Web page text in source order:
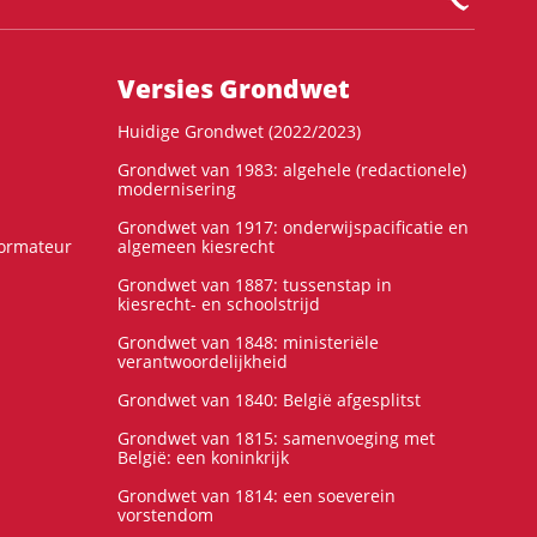
Versies Grondwet
Huidige Grondwet (2022/2023)
Grondwet van 1983: algehele (redactionele)
modernisering
Grondwet van 1917: onderwijspacificatie en
algemeen kiesrecht
Grondwet van 1887: tussenstap in
kiesrecht- en schoolstrijd
Grondwet van 1848: ministeriële
verantwoordelijkheid
Grondwet van 1840: België afgesplitst
Grondwet van 1815: samenvoeging met
België: een koninkrijk
Grondwet van 1814: een soeverein
vorstendom